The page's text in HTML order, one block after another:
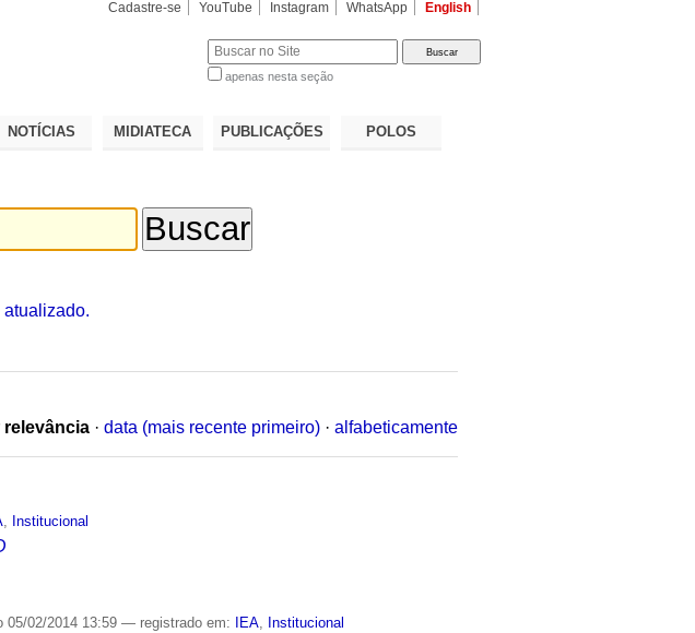
Cadastre-se YouTube Instagram WhatsApp English
apenas nesta seção
NOTÍCIAS MIDIATECA PUBLICAÇÕES POLOS
relevância · data (mais recente primeiro) · alfabeticamente
Institucional
05/02/2014 13:59— registrado em: IEA Institucional